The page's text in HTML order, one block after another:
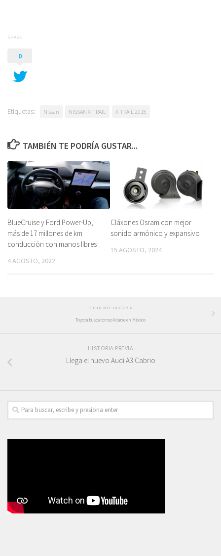
SHARE
0
Etiquetas: Nissan NISSAN X-TRAIL X-TRAIL 2015
TAMBIÉN TE PODRÍA GUSTAR...
BlueCruise y Ford Power-Up,
más de 17 millones de km
conducción con manos libres
4 AGOSTO, 2022
Cláxones Osram con mejor
sonido armónico y expansivo
15 AGOSTO, 2024
SIGUIENTE HISTORIA
Toyota busca consolidarse en México
HISTORIA PREVIA
Llega el nuevo Audi A3 Cabrio